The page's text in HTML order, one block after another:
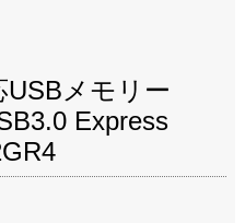
USBメモリー
Express